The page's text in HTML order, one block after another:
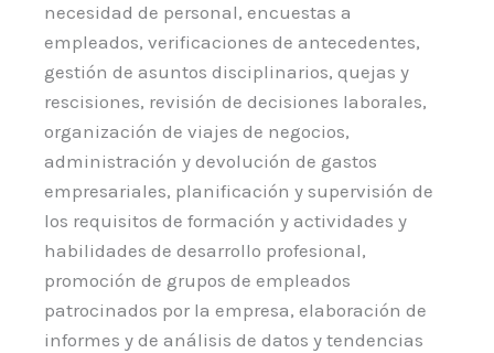
necesidad de personal, encuestas a
empleados, verificaciones de antecedentes,
gestión de asuntos disciplinarios, quejas y
rescisiones, revisión de decisiones laborales,
organización de viajes de negocios,
administración y devolución de gastos
empresariales, planificación y supervisión de
los requisitos de formación y actividades y
habilidades de desarrollo profesional,
promoción de grupos de empleados
patrocinados por la empresa, elaboración de
informes y de análisis de datos y tendencias